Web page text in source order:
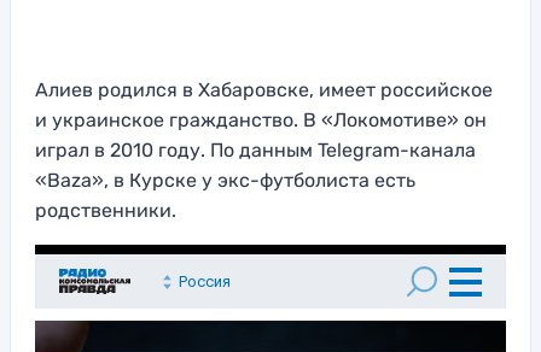
Алиев родился в Хабаровске, имеет российское
и украинское гражданство. В «Локомотиве» он
играл в 2010 году. По данным Telegram-канала
«Baza», в Курске у экс-футболиста есть
родственники.